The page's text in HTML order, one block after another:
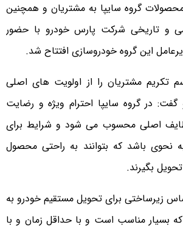
گروه سایپا به مشتریان و همچنین
و تاریخی شرکت پارس خودرو با حضور
این گروه خودروسازی افتتاح شد.
تکریم مشتریان را از اولویت های اصلی
گفت: در گروه سایپا احترام ویژه و رضایت
اصلی محسوب می شود و شرایط برای
نحوی باشد که بتوانند به راحتی محصول
بگیرند.
زیرساختی برای تحویل مستقیم خودرو به
بسیار مناسب است و با حداقل زمان و با